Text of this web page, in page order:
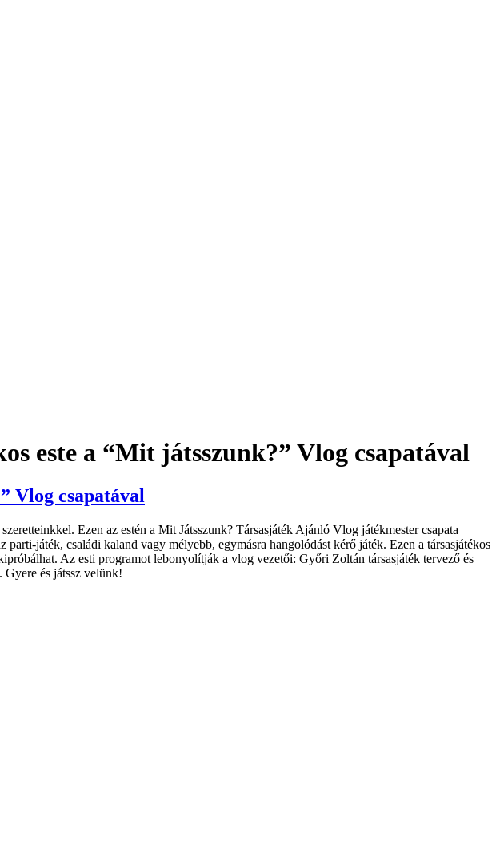
este a “Mit játsszunk?” Vlog csapatával
Vlog csapatával
Ezen az estén a Mit Játsszunk? Társasjáték Ajánló Vlog játékmester csapata
játék, családi kaland vagy mélyebb, egymásra hangolódást kérő játék. Ezen a társasjátékos
Az esti programot lebonyolítják a vlog vezetői: Győri Zoltán társasjáték tervező és
Gyere és játssz velünk!